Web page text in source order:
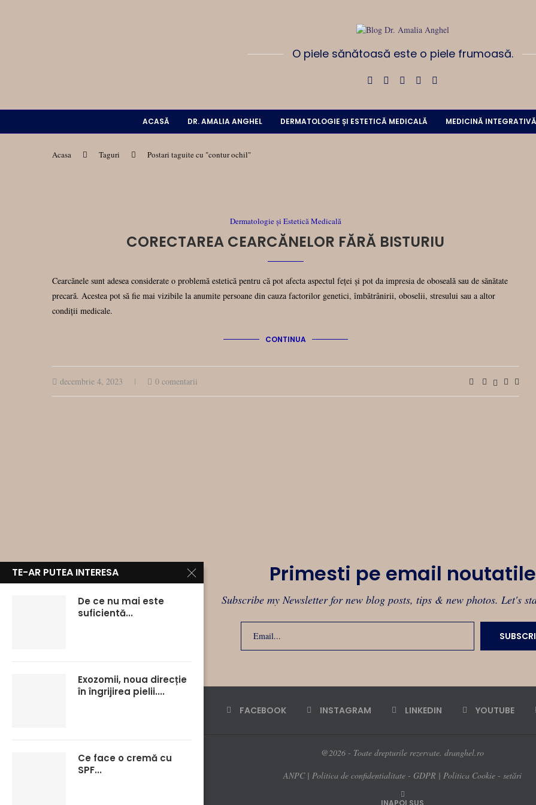
O piele sănătoasă este o piele frumoasă.
ACASĂ DR. AMALIA ANGHEL DERMATOLOGIE ȘI ESTETICĂ MEDICALĂ MEDICINĂ INTEGRATIVĂ
Acasa Taguri Postari taguite cu "contur ochil"
Dermatologie și Estetică Medicală
CORECTAREA CEARCĂNELOR FĂRĂ BISTURIU
Cearcănele sunt adesea considerate o problemă estetică pentru că pot afecta aspectul feței și pot da impresia de oboseală sau de sănătate
precară. Acestea pot să fie mai vizibile la anumite persoane din cauza factorilor genetici, îmbătrânirii, oboselii, stresului sau a altor
condiții medicale.
CONTINUA
decembrie 4, 2023 0 comentarii
Primesti pe email noutatile
Subscribe my Newsletter for new blog posts, tips & new photos. Let's
FACEBOOK INSTAGRAM LINKEDIN YOUTUBE
@2026 - Toate drepturile rezervate. dranghel.ro
ANPC| Politica de confidentialitate - GDPR | Politica Cookie - setări
INAPOI SUS
TE-AR PUTEA INTERESA
De ce nu mai este
suficientă...
Exozomii, noua direcție
în îngrijirea pielii....
Ce face o cremă cu
SPF...